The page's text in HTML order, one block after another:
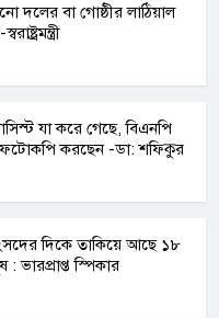
দলের বা গোষ্ঠীর লাঠিয়াল
যা করে গেছে, বিএনপি
করছেন -ডা: শফিকুর
দিকে তাকিয়ে আছে ১৮
: ভারপ্রাপ্ত স্পিকার